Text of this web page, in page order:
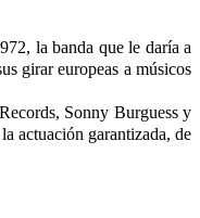
la banda que le daría a
girar europeas a músicos
Sonny Burguess y
actuación garantizada, de